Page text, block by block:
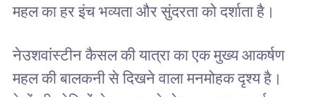
महल का हर इंच भव्यता और सुंदरता को दर्शाता है।
नेउशवांस्टीन कैसल की यात्रा का एक मुख्य आकर्षण
महल की बालकनी से दिखने वाला मनमोहक दृश्य है।